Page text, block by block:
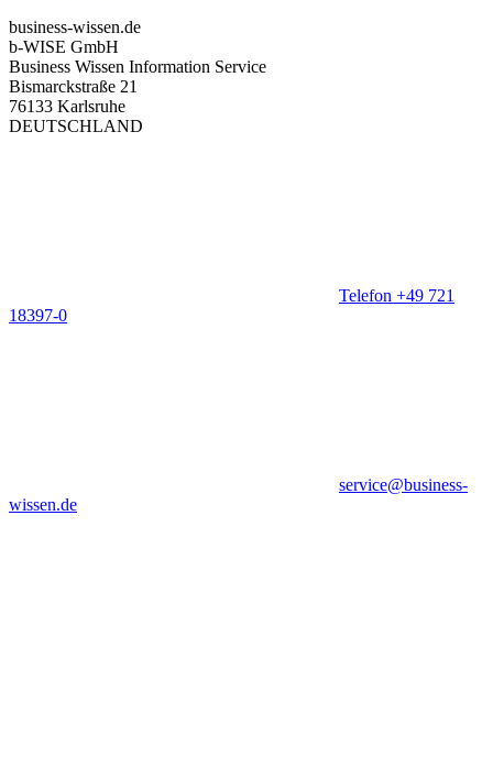
business-wissen.de
b-WISE GmbH
Business Wissen Information Service
Bismarckstraße 21
76133 Karlsruhe
DEUTSCHLAND
Telefon +49 721
18397-0
service@business-
wissen.de